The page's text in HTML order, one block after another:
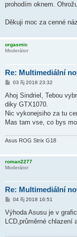
prohodím oknem.
Děkuji moc za cenné
orgasmic
Moderátor
Re: Multimediální
P
í
p
ě
e
03 říj 2018 23:32
Ahoj Sindriel, Tebou
diky GTX1070.
Nic vykonejsiho za tu
Mas tam vse, co bys
Asus ROG Strix G18
roman2277
Moderátor
Re: Multimediální
P
í
s
p
04 říj 2018 16:51
Výhoda Asusu je v
LCD,průměrné chlazení